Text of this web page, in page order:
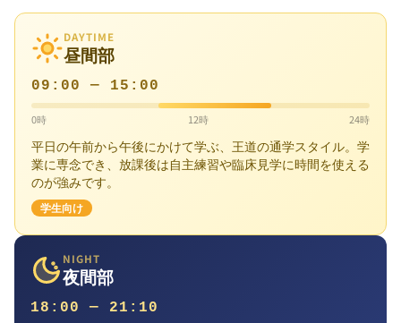
DAYTIME
昼間部
09:00 — 15:00
0時 12時 24時
平日の午前から午後にかけて学ぶ、王道の通学スタイル。学
業に専念でき、放課後は自主練習や臨床見学に時間を使える
のが強みです。
学生向け
NIGHT
夜間部
18:00 — 21:10